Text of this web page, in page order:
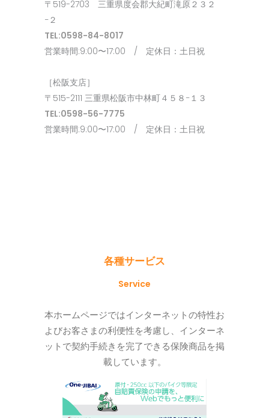
〒519-2703 三重県度会郡大紀町滝原２３２
−２
TEL:0598-84-8017
営業時間:9:00〜17:00 / 定休日：土日祝
［松阪支店］
〒515-2111 三重県松阪市中林町４５８−１３
TEL:0598-56-7775
営業時間:9:00〜17:00 / 定休日：土日祝
各種サービス
Service
本ホームページではインターネットの特性お
よびお客さまの利便性を考慮し、インターネ
ットで契約手続きを完了できる保険商品を掲
載しています。